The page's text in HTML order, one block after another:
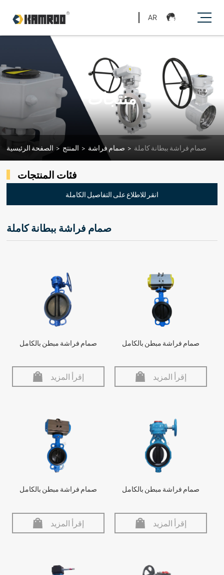
AR
منتجات
الصفحة الرئيسية > المنتج > صمام فراشة > صمام فراشة ببطانة كاملة
فئات المنتجات
انقر للاطلاع على التفاصيل الكاملة
صمام فراشة ببطانة كاملة
صمام فراشة مبطن بالكامل
إقرأ المزيد
صمام فراشة مبطن بالكامل
إقرأ المزيد
صمام فراشة مبطن بالكامل
إقرأ المزيد
صمام فراشة مبطن بالكامل
إقرأ المزيد